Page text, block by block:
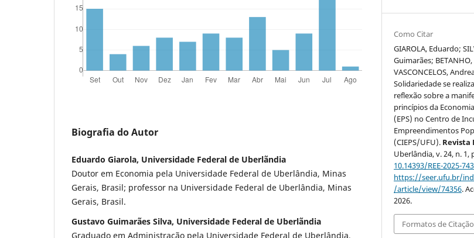
Biografia do Autor
Eduardo Giarola, Universidade Federal de Uberlãndia
Doutor em Economia pela Universidade Federal de Uberlândia, Minas
Gerais, Brasil; professor na Universidade Federal de Uberlândia, Minas
Gerais, Brasil.
Gustavo Guimarães Silva, Universidade Federal de Uberlãndia
Graduado em Administração pela Universidade Federal de Uberlândia,
Como Citar
GIAROLA, Eduardo;
Guimarães;
VASCONCELOS,
Solidariedade se
reflexão sobre a
princípios da
(EPS) no Centro de
Empreendimentos
(CIEPS/UFU). Revista
Uberlândia, v. 24, n. 1,
10.14393/REE-2025-
https://seer.ufu.br/
/article/view/74356.
2026.
Formatos de Citação